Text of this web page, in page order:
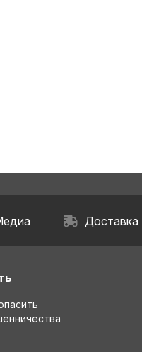
Доставка